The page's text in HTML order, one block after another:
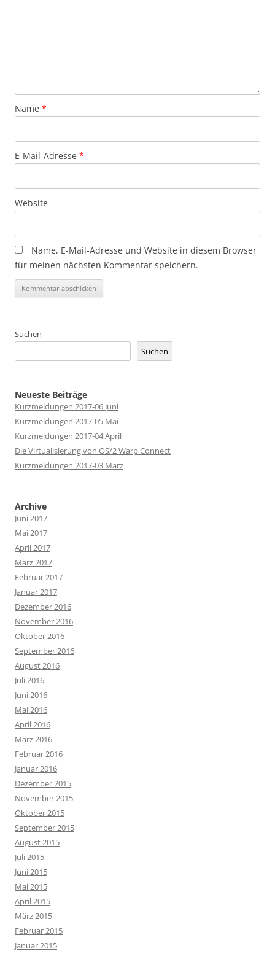
Name *
E-Mail-Adresse *
Website
Name, E-Mail-Adresse und Website in diesem Browser
für meinen nächsten Kommentar speichern.
Suchen
Suchen
Neueste Beiträge
Kurzmeldungen 2017-06 Juni
Kurzmeldungen 2017-05 Mai
Kurzmeldungen 2017-04 April
Die Virtualisierung von OS/2 Warp Connect
Kurzmeldungen 2017-03 März
Archive
Juni 2017
Mai 2017
April 2017
März 2017
Februar 2017
Januar 2017
Dezember 2016
November 2016
Oktober 2016
September 2016
August 2016
Juli 2016
Juni 2016
Mai 2016
April 2016
März 2016
Februar 2016
Januar 2016
Dezember 2015
November 2015
Oktober 2015
September 2015
August 2015
Juli 2015
Juni 2015
Mai 2015
April 2015
März 2015
Februar 2015
Januar 2015